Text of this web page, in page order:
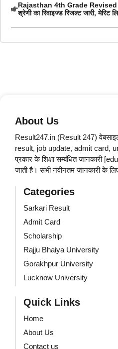
Rajasthan 4th Grade Revised
श्रेणी का रिवाइज्ड रिजल्ट जारी, मेरिट
About Us
Result247.in (Result 247)
result, job update, admit card,
प्रकार के शिक्षा सम्बंधित जानकारी
जाती है। सभी नवीनतम जानकारी के
Categories
Sarkari Result
Admit Card
Scholarship
Rajju Bhaiya University
Gorakhpur University
Lucknow University
Quick Links
Home
About Us
Contact us